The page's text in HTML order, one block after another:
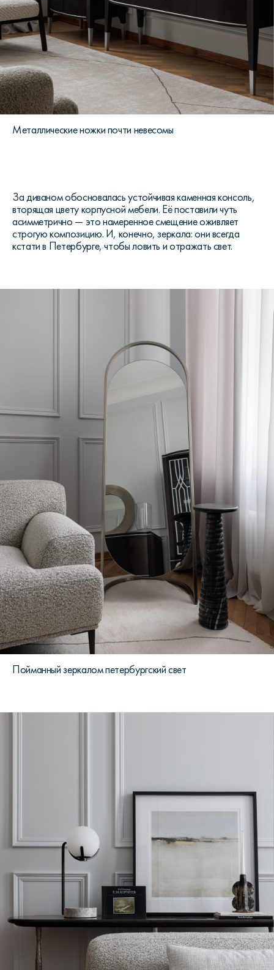
Металлические ножки почти невесомы
За диваном обосновалась устойчивая каменная консоль,
вторящая цвету корпусной мебели. Её поставили чуть
асимметрично — это намеренное смещение оживляет
строгую композицию. И, конечно, зеркала: они всегда
кстати в Петербурге, чтобы ловить и отражать свет.
Пойманный зеркалом петербургский свет